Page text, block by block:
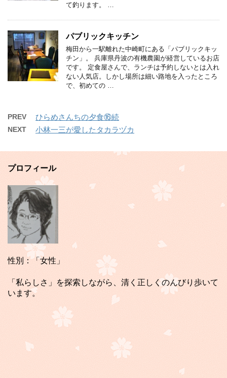
て釣ります。 …
パブリックキッチン
梅田から一駅離れた中崎町にある「パブリックキッ
チン」。 兵庫県丹波の有機農園が経営しているお店
です。 定食屋さんで、ランチは予約しないとは入れ
ない人気店。しかし場所は細い路地を入ったところ
で、初めての …
PREV ひらめさんちの夕食⑯続
NEXT 小林一三が愛したタカラヅカ
プロフィール
性別：「女性」
「私らしさ」を探索しながら、清く正しくのんびり歩いて
います。